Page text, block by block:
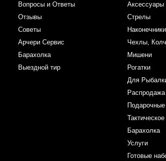
Вопросы и Ответы
Отзывы
Советы
Арчери Сервис
Барахолка
Выездной тир
Аксессуары
Стрелы
Чехлы,
Мишени
Рогатки
Для
Распродажа
Барахолка
Услуги
Готовые